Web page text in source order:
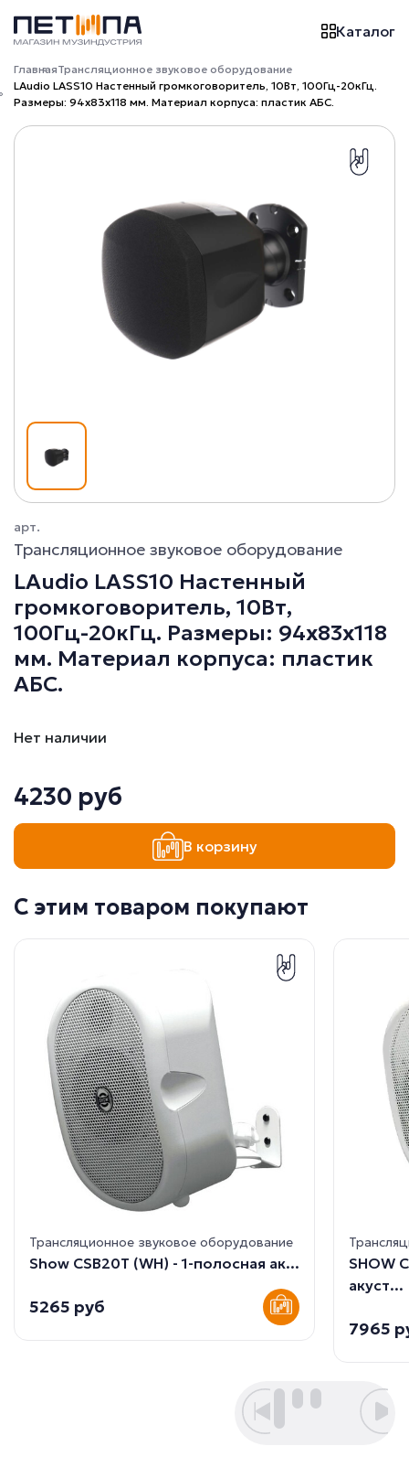
Каталог
ГлавнаяТрансляционное звуковое оборудование
LAudio LASS10 Настенный громкоговоритель, 10Вт, 100Гц-20кГц.
Размеры: 94x83x118 мм. Материал корпуса: пластик АБС.
арт.
Трансляционное звуковое оборудование
LAudio LASS10 Настенный
громкоговоритель, 10Вт,
100Гц-20кГц. Размеры: 94x83x118
мм. Материал корпуса: пластик
АБС.
Нет наличии
4230 руб
В корзину
С этим товаром покупают
Трансляционное звуковое оборудование
Show CSB20T (WH) - 1-полосная ак...
5265 руб
SHOW
акуст...
7965